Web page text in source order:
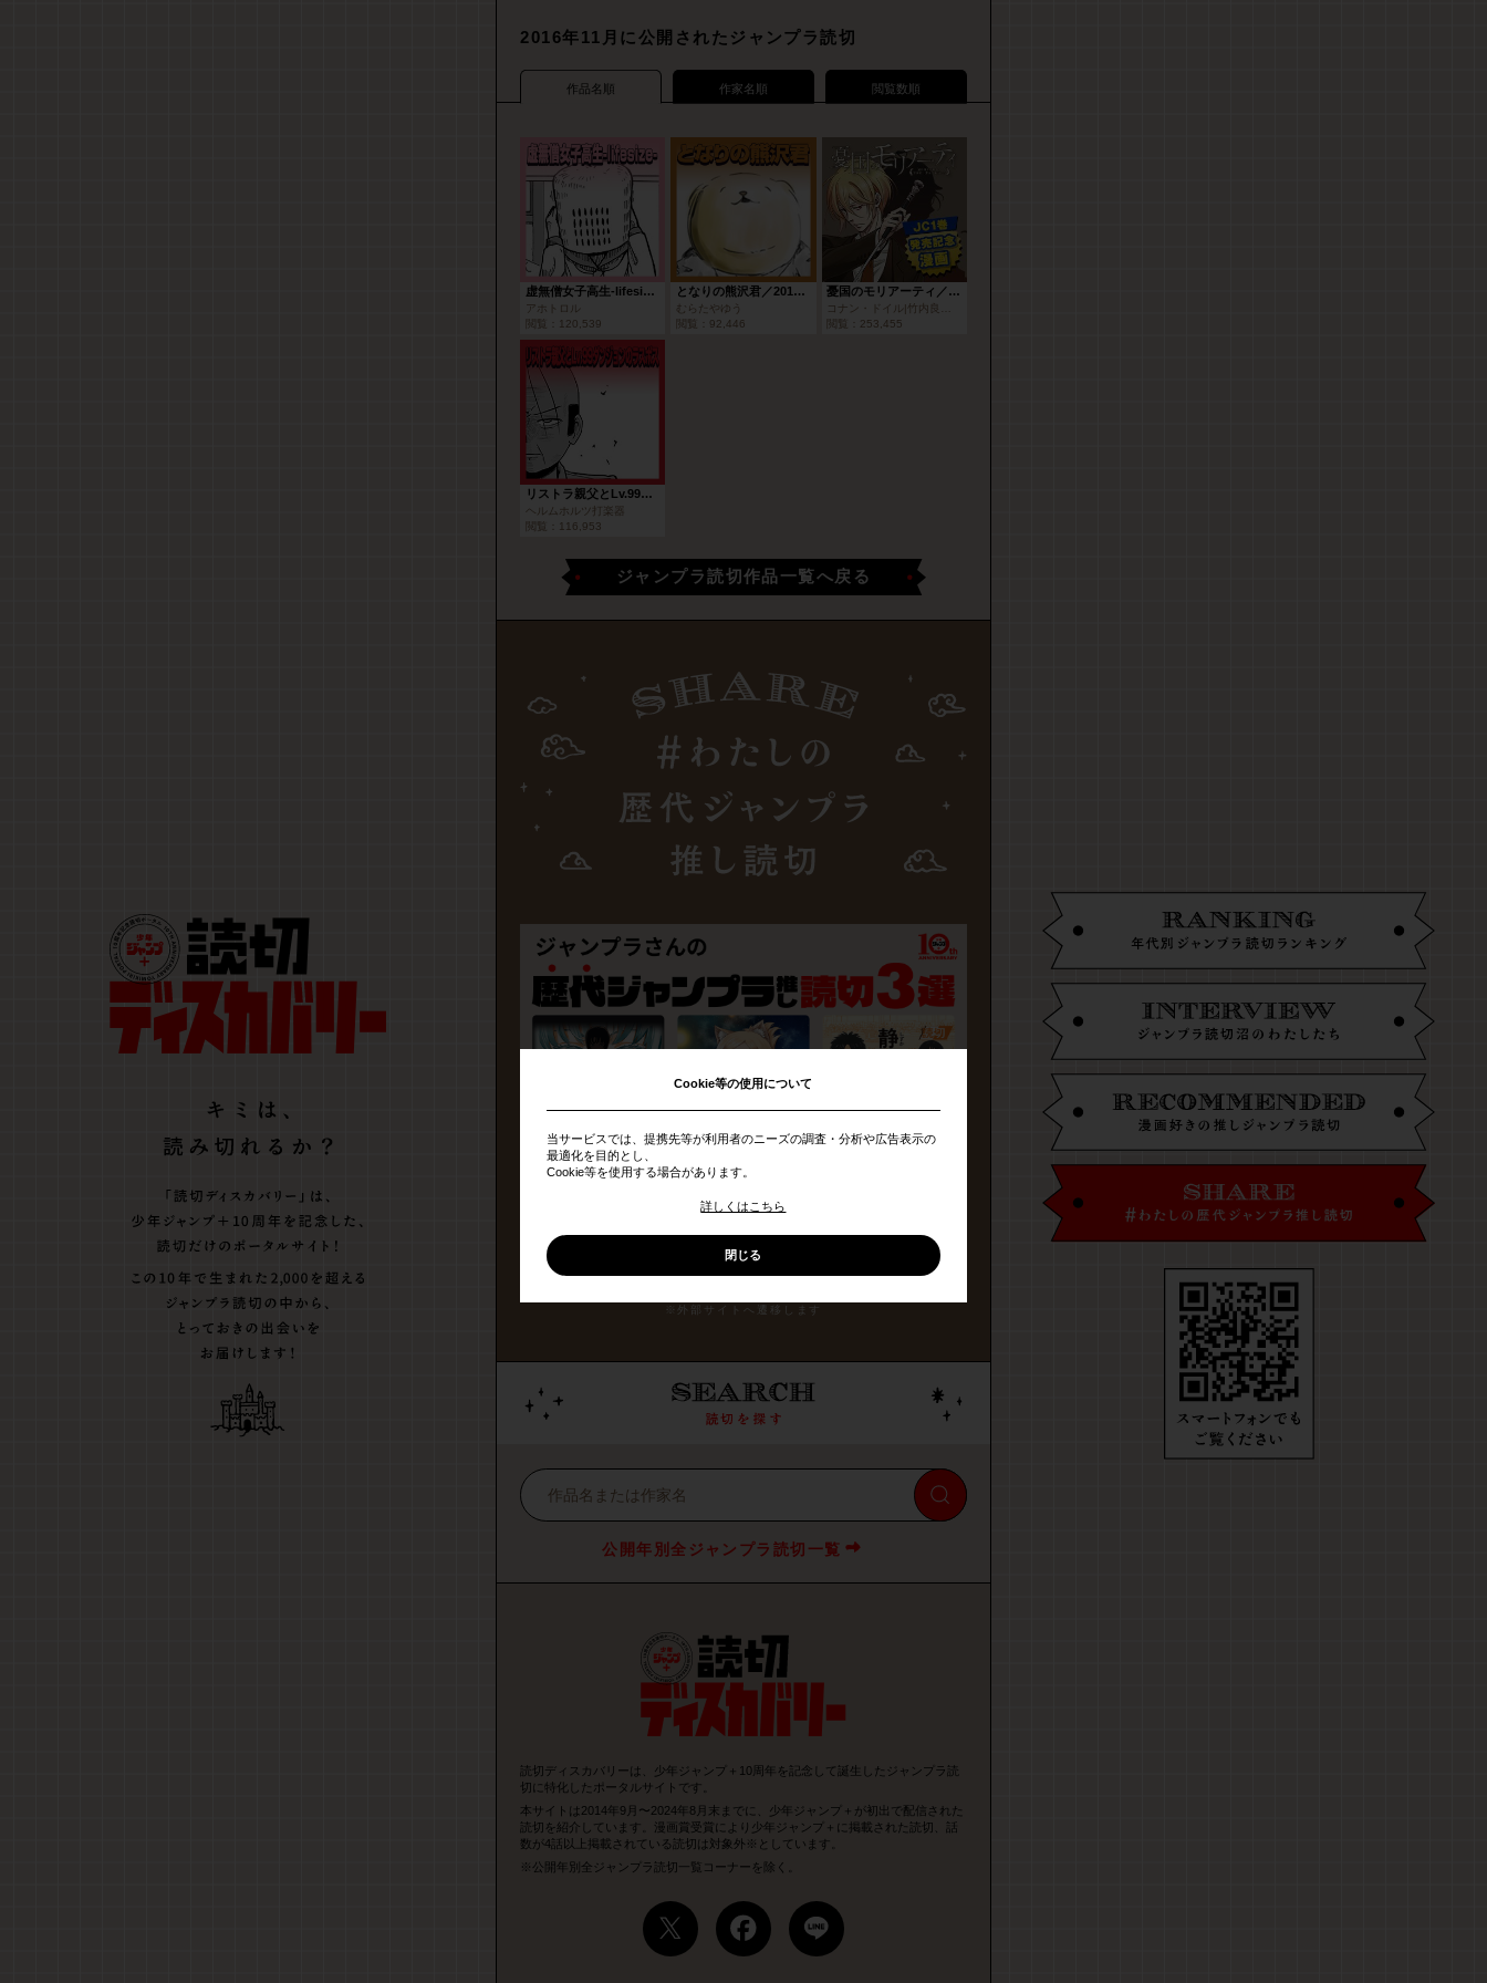
2016年11月に公開されたジャンプラ読切
作品名順 作家名順 閲覧数順
虚無僧女子高生-lifesize-／2016年10月期ブロンズルーキー賞
アホトロル
閲覧：
120,539
となりの熊沢君／2016年10月期ブロンズルーキー賞
むらたやゆう
閲覧：
92,446
憂国のモリアーティ／JC1巻発売記念漫画
閲覧： 253,455
リストラ親父とLv.99ダンジョンのラスボス／2016年10月期ブロンズルーキー賞
ヘルムホルツ打楽器
閲覧：
116,953
ジャンプラ読切作品一覧へ戻る
歴代のジャンプラ読切から、
あなたのベスト3を選んで投稿しよう！
ベスト3を選ぶ
※外部サイトへ遷移します
公開年別全ジャンプラ読切一覧
読切ディスカバリーは、少年ジャンプ＋10周年を記念して誕生したジャンプラ読
切に特化したポータルサイトです。
本サイトは2014年9月〜2024年8月末までに、少年ジャンプ＋が初出で配信された
読切を紹介しています。漫画賞受賞により少年ジャンプ＋に掲載された読切、話
数が4話以上掲載されている読切は対象外※としています。
※公開年別全ジャンプラ読切一覧コーナーを除く。
Cookie等の使用について
当サービスでは、提携先等が利用者のニーズの調査・分析や広告表示の
最適化を目的とし、
Cookie等を使用する場合があります。
詳しくはこちら
閉じる